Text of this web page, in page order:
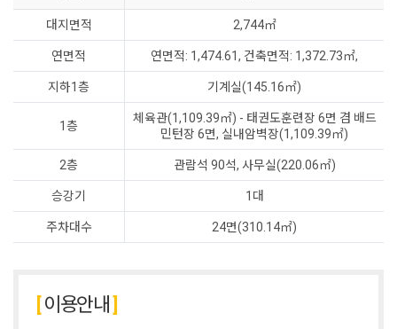
대지면적 2,744㎡
연면적 연면적: 1,474.61, 건축면적: 1,372.73㎡,
지하1층 기계실(145.16㎡)
1층
체육관(1,109.39㎡) - 태권도훈련장 6면 겸 배드
민턴장 6면, 실내암벽장(1,109.39㎡)
2층 관람석 90석, 사무실(220.06㎡)
승강기 1대
주차대수 24면(310.14㎡)
이용안내